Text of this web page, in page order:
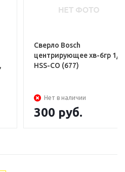
Сверло Воsch
центрирующее хв-6гр 1/4
HSS-CO (677)
Нет в наличии
300 руб.